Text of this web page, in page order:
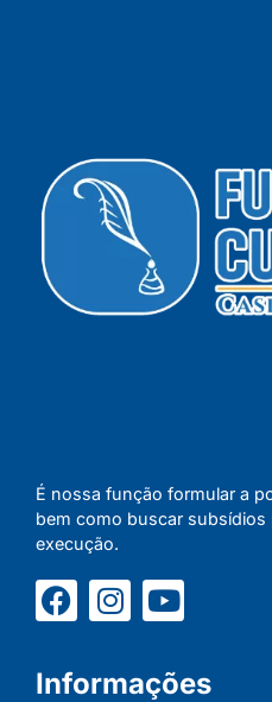
É nossa função formular a
bem como buscar subsídios
execução.
Informações